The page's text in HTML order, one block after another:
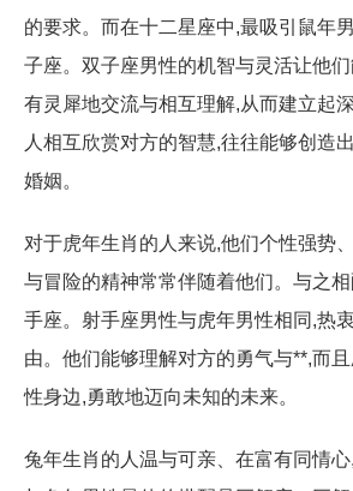
的要求。而在十二星座中,最吸引鼠年
子座。双子座男性的机智与灵活让他
有灵犀地交流与相互理解,从而建立起
人相互欣赏对方的智慧,往往能够创造
婚姻。
对于虎年生肖的人来说,他们个性强势
与冒险的精神常常伴随着他们。与之
手座。射手座男性与虎年男性相同,热
由。他们能够理解对方的勇气与**,而
性身边,勇敢地迈向未知的未来。
兔年生肖的人温与可亲、在富有同情